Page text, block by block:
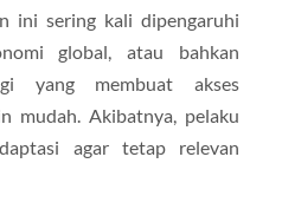
ini sering kali dipengaruhi
global, atau bahkan
yang membuat akses
mudah. Akibatnya, pelaku
agar tetap relevan